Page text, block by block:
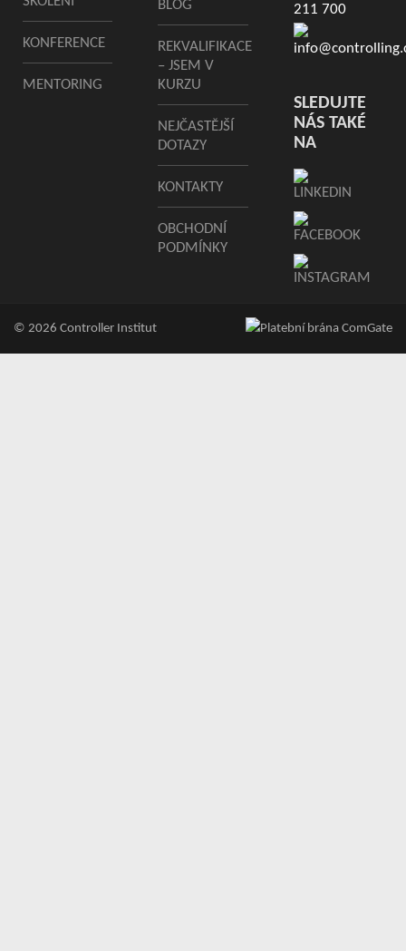
KONFERENCE
MENTORING
BLOG
REKVALIFIKACE
– JSEM V
KURZU
NEJČASTĚJŠÍ
DOTAZY
KONTAKTY
OBCHODNÍ
PODMÍNKY
211 700
SLEDUJTE
NÁS TAKÉ
NA
© 2026 Controller Institut